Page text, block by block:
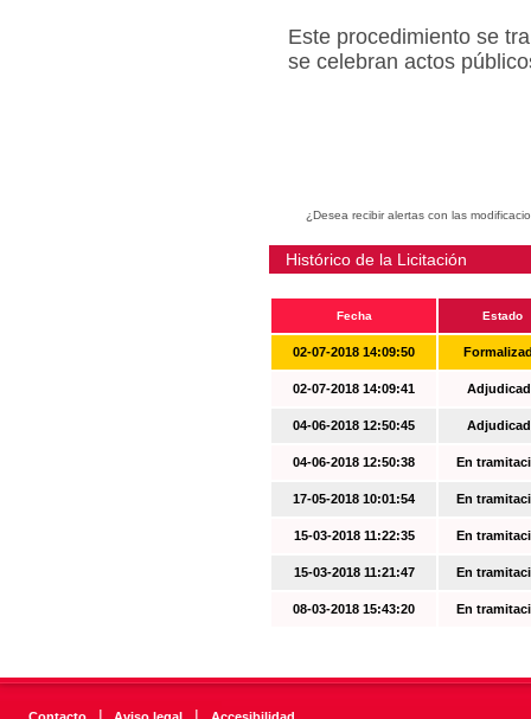
Este procedimiento se
se celebran actos
¿Desea recibir alertas con las
Histórico de la Licitación
Fecha Estado
02-07-2018 14:09:50
02-07-2018 14:09:41
04-06-2018 12:50:45
04-06-2018 12:50:38 En
17-05-2018 10:01:54 En
15-03-2018 11:22:35 En
15-03-2018 11:21:47 En
08-03-2018 15:43:20 En